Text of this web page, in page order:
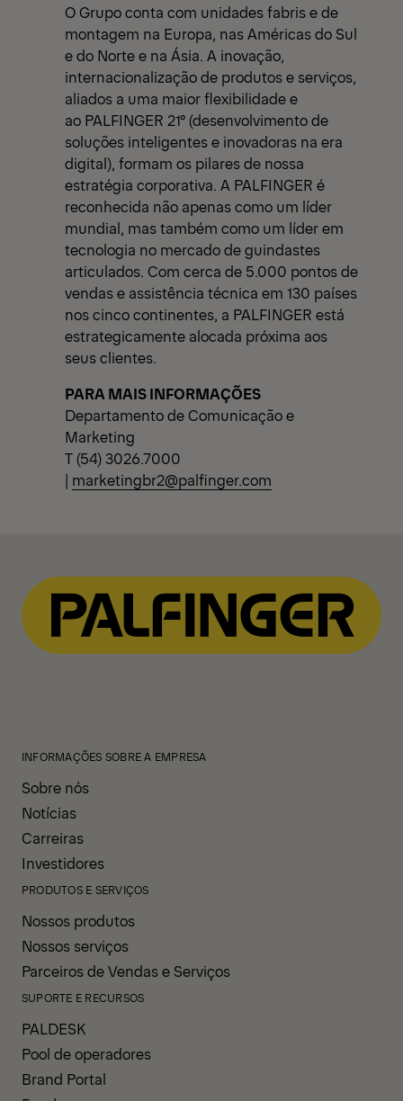
O Grupo conta com unidades fabris e de
montagem na Europa, nas Américas do Sul
e do Norte e na Ásia. A inovação,
internacionalização de produtos e serviços,
aliados a uma maior flexibilidade e
ao PALFINGER 21° (desenvolvimento de
soluções inteligentes e inovadoras na era
digital), formam os pilares de nossa
estratégia corporativa. A PALFINGER é
reconhecida não apenas como um líder
mundial, mas também como um líder em
tecnologia no mercado de guindastes
articulados. Com cerca de 5.000 pontos de
vendas e assistência técnica em 130 países
nos cinco continentes, a PALFINGER está
estrategicamente alocada próxima aos
seus clientes.
PARA MAIS INFORMAÇÕES
Departamento de Comunicação e
Marketing
T (54) 3026.7000
| marketingbr2@palfinger.com
INFORMAÇÕES SOBRE A EMPRESA
Sobre nós
Notícias
Carreiras
Investidores
PRODUTOS E SERVIÇOS
Nossos produtos
Nossos serviços
Parceiros de Vendas e Serviços
SUPORTE E RECURSOS
PALDESK
Pool de operadores
Brand Portal